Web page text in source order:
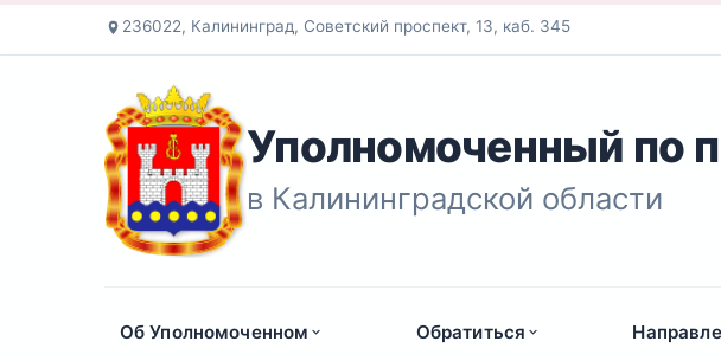
236022, Калининград, Советский проспект, 13, каб. 345
Уполномоченный по
в Калининградской области
Об Уполномоченном Обратиться